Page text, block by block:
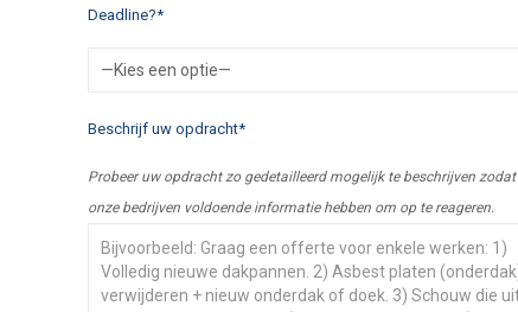
Deadline?*
Beschrijf uw opdracht*
Probeer uw opdracht zo gedetailleerd mogelijk te beschrijven zodat
onze bedrijven voldoende informatie hebben om op te reageren.